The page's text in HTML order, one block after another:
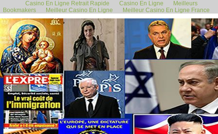
Casino En Ligne Retrait Rapide Casino En Ligne
Meilleurs
Bookmakers
Meilleur Casino En Ligne Meilleur Casino En Ligne France